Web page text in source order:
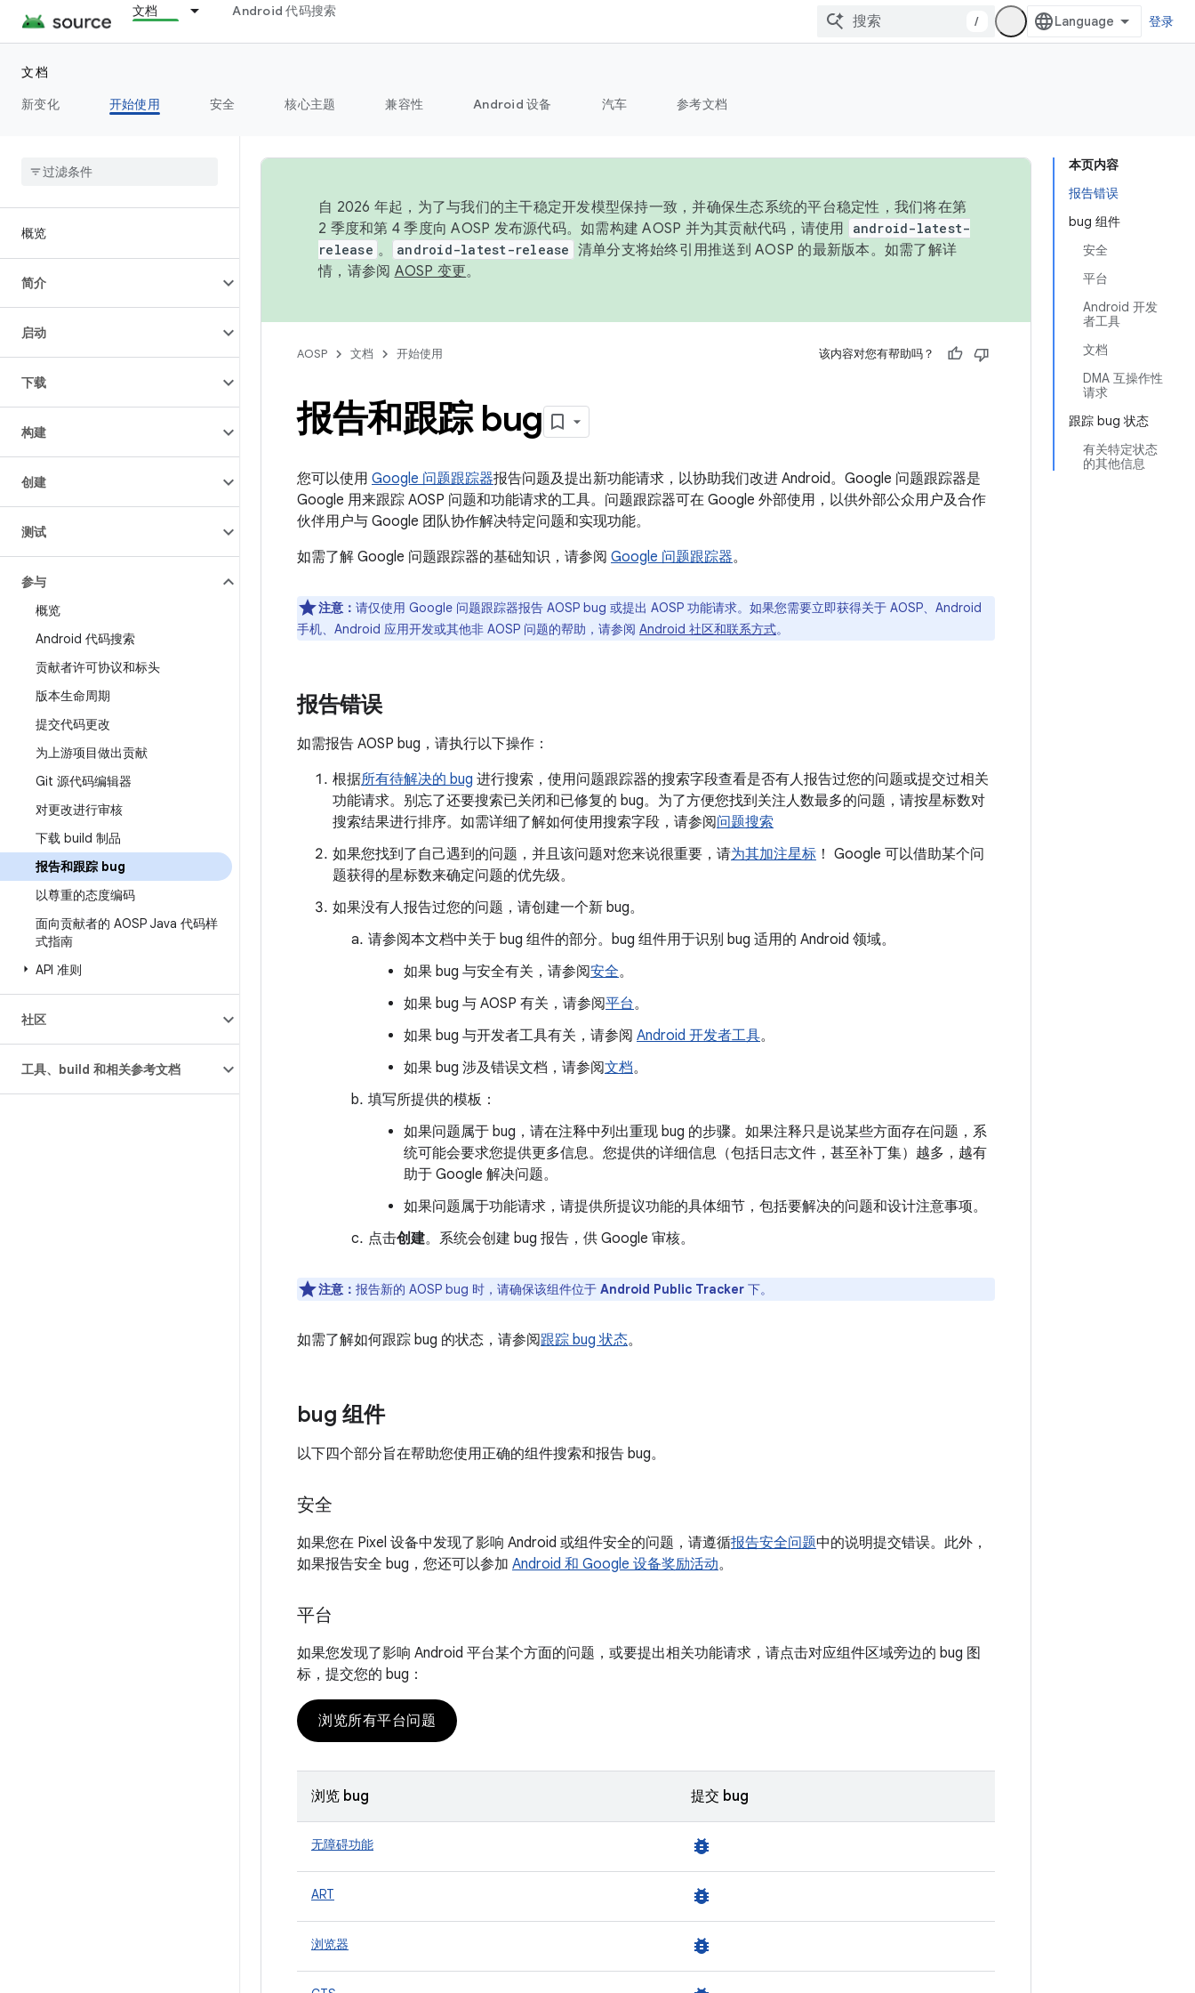
文档 Android 代码搜索
/ 登录
文档
新变化
开始使用 安全 核心主题 兼容性 Android 设备 汽车 参考文档
概览
简介
启动
下载
构建
创建
测试
参与
概览
Android 代码搜索
贡献者许可协议和标头
版本生命周期
提交代码更改
为上游项目做出贡献
Git 源代码编辑器
对更改进行审核
下载 build 制品
报告和跟踪 bug
以尊重的态度编码
面向贡献者的 AOSP Java 代码样
式指南
API 准则
社区
工具、build 和相关参考文档
本页内容
报告错误
bug 组件
安全
平台
Android 开发
者工具
文档
DMA 互操作性
请求
跟踪 bug 状态
有关特定状态
的其他信息
自 2026 年起，为了与我们的主干稳定开发模型保持一致，并确保生态系统的平台稳定性，我们将在第
2 季度和第 4 季度向 AOSP 发布源代码。如需构建 AOSP 并为其贡献代码，请使用
android-latest-
release 。 android-latest-release 清单分支将始终引用推送到 AOSP 的最新版本。如需了解详
情，请参阅 AOSP 变更。
AOSP 文档 开始使用 该内容对您有帮助吗？
报告和跟踪 bug
您可以使用 Google 问题跟踪器报告问题及提出新功能请求，以协助我们改进 Android。Google 问题跟踪器是
Google 用来跟踪 AOSP 问题和功能请求的工具。问题跟踪器可在 Google 外部使用，以供外部公众用户及合作
伙伴用户与 Google 团队协作解决特定问题和实现功能。
如需了解 Google 问题跟踪器的基础知识，请参阅 Google 问题跟踪器。
注意： 请仅使用 Google 问题跟踪器报告 AOSP bug 或提出 AOSP 功能请求。如果您需要立即获得关于 AOSP、Android
手机、Android 应用开发或其他非 AOSP 问题的帮助，请参阅 Android 社区和联系方式。
报告错误
如需报告 AOSP bug，请执行以下操作：
根据所有待解决的 bug 进行搜索，使用问题跟踪器的搜索字段查看是否有人报告过您的问题或提交过相关
功能请求。别忘了还要搜索已关闭和已修复的 bug。为了方便您找到关注人数最多的问题，请按星标数对
搜索结果进行排序。如需详细了解如何使用搜索字段，请参阅问题搜索
如果您找到了自己遇到的问题，并且该问题对您来说很重要，请为其加注星标 ！ Google 可以借助某个问
题获得的星标数来确定问题的优先级。
如果没有人报告过您的问题，请创建一个新 bug。
请参阅本文档中关于 bug 组件的部分。bug 组件用于识别 bug 适用的 Android 领域。
如果 bug 与安全有关，请参阅安全。
如果 bug 与 AOSP 有关，请参阅平台。
如果 bug 与开发者工具有关，请参阅 Android 开发者工具。
如果 bug 涉及错误文档，请参阅文档。
填写所提供的模板：
如果问题属于 bug，请在注释中列出重现 bug 的步骤。如果注释只是说某些方面存在问题，系
统可能会要求您提供更多信息。您提供的详细信息（包括日志文件，甚至补丁集）越多，越有
助于 Google 解决问题。
如果问题属于功能请求，请提供所提议功能的具体细节，包括要解决的问题和设计注意事项。
点击创建。系统会创建 bug 报告，供 Google 审核。
注意： 报告新的 AOSP bug 时，请确保该组件位于 Android Public Tracker 下。
如需了解如何跟踪 bug 的状态，请参阅跟踪 bug 状态。
bug 组件
以下四个部分旨在帮助您使用正确的组件搜索和报告 bug。
安全
如果您在 Pixel 设备中发现了影响 Android 或组件安全的问题，请遵循报告安全问题中的说明提交错误。此外，
如果报告安全 bug，您还可以参加 Android 和 Google 设备奖励活动。
平台
如果您发现了影响 Android 平台某个方面的问题，或要提出相关功能请求，请点击对应组件区域旁边的 bug 图
标，提交您的 bug：
浏览所有平台问题
浏览 bug 提交 bug
无障碍功能 bug_report
ART bug_report
浏览器 bug_report